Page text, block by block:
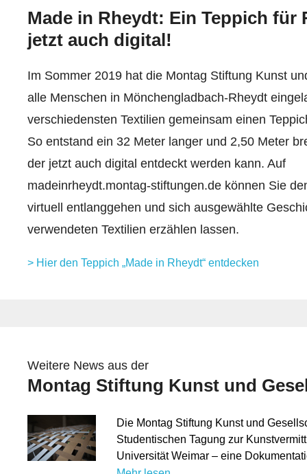
Made in Rheydt: Ein Teppich für
jetzt auch digital!
Im Sommer 2019 hat die Montag Stiftung Kunst
alle Menschen in Mönchengladbach-Rheydt
verschiedensten Textilien gemeinsam einen
So entstand ein 32 Meter langer und 2,50 Meter
der jetzt auch digital entdeckt werden kann. Auf
madeinrheydt.montag-stiftungen.de können Sie
virtuell entlanggehen und sich ausgewählte
verwendeten Textilien erzählen lassen.
> Hier den Teppich „Made in Rheydt“ entdecken
Weitere News aus der
Montag Stiftung Kunst und
Die Montag Stiftung Kunst und
Studentischen Tagung zur
Universität Weimar – eine